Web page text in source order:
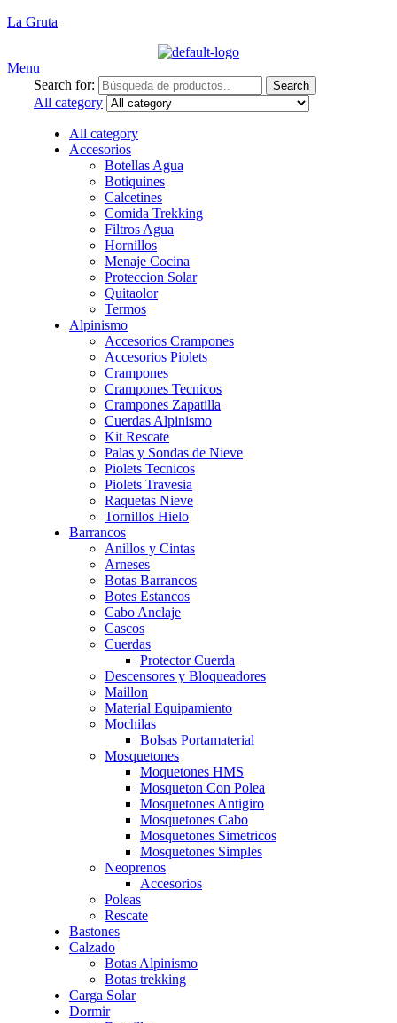
La Gruta
Menu
Search for:
Search
All category
All category
Accesorios
Botellas Agua
Botiquines
Calcetines
Comida Trekking
Filtros Agua
Hornillos
Menaje Cocina
Proteccion Solar
Quitaolor
Termos
Alpinismo
Accesorios Crampones
Accesorios Piolets
Crampones
Crampones Tecnicos
Crampones Zapatilla
Cuerdas Alpinismo
Kit Rescate
Palas y Sondas de Nieve
Piolets Tecnicos
Piolets Travesia
Raquetas Nieve
Tornillos Hielo
Barrancos
Anillos y Cintas
Arneses
Botas Barrancos
Botes Estancos
Cabo Anclaje
Cascos
Cuerdas
Protector Cuerda
Descensores y Bloqueadores
Maillon
Material Equipamiento
Mochilas
Bolsas Portamaterial
Mosquetones
Moquetones HMS
Mosqueton Con Polea
Mosquetones Antigiro
Mosquetones Cabo
Mosquetones Simetricos
Mosquetones Simples
Neoprenos
Accesorios
Poleas
Rescate
Bastones
Calzado
Botas Alpinismo
Botas trekking
Carga Solar
Dormir